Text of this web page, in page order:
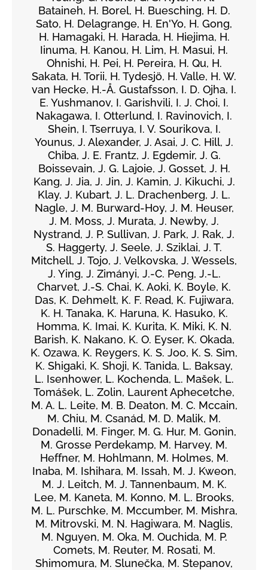
Bataineh, H. Borel, H. Buesching, H. D.
Sato, H. Delagrange, H. En'Yo, H. Gong,
H. Hamagaki, H. Harada, H. Hiejima, H.
Iinuma, H. Kanou, H. Lim, H. Masui, H.
Ohnishi, H. Pei, H. Pereira, H. Qu, H.
Sakata, H. Torii, H. Tydesjö, H. Valle, H. W.
van Hecke, H.-Å. Gustafsson, I. D. Ojha, I.
E. Yushmanov, I. Garishvili, I. J. Choi, I.
Nakagawa, I. Otterlund, I. Ravinovich, I.
Shein, I. Tserruya, I. V. Sourikova, I.
Younus, J. Alexander, J. Asai, J. C. Hill, J.
Chiba, J. E. Frantz, J. Egdemir, J. G.
Boissevain, J. G. Lajoie, J. Gosset, J. H.
Kang, J. Jia, J. Jin, J. Kamin, J. Kikuchi, J.
Klay, J. Kubart, J. L. Drachenberg, J. L.
Nagle, J. M. Burward-Hoy, J. M. Heuser,
J. M. Moss, J. Murata, J. Newby, J.
Nystrand, J. P. Sullivan, J. Park, J. Rak, J.
S. Haggerty, J. Seele, J. Sziklai, J. T.
Mitchell, J. Tojo, J. Velkovska, J. Wessels,
J. Ying, J. Zimányi, J.-C. Peng, J.-L.
Charvet, J.-S. Chai, K. Aoki, K. Boyle, K.
Das, K. Dehmelt, K. F. Read, K. Fujiwara,
K. H. Tanaka, K. Haruna, K. Hasuko, K.
Homma, K. Imai, K. Kurita, K. Miki, K. N.
Barish, K. Nakano, K. O. Eyser, K. Okada,
K. Ozawa, K. Reygers, K. S. Joo, K. S. Sim,
K. Shigaki, K. Shoji, K. Tanida, L. Baksay,
L. Isenhower, L. Kochenda, L. Mašek, L.
Tomášek, L. Zolin, Laurent Aphecetche,
M. A. L. Leite, M. B. Deaton, M. C. Mccain,
M. Chiu, M. Csanád, M. D. Malik, M.
Donadelli, M. Finger, M. G. Hur, M. Gonin,
M. Grosse Perdekamp, M. Harvey, M.
Heffner, M. Hohlmann, M. Holmes, M.
Inaba, M. Ishihara, M. Issah, M. J. Kweon,
M. J. Leitch, M. J. Tannenbaum, M. K.
Lee, M. Kaneta, M. Konno, M. L. Brooks,
M. L. Purschke, M. Mccumber, M. Mishra,
M. Mitrovski, M. N. Hagiwara, M. Naglis,
M. Nguyen, M. Oka, M. Ouchida, M. P.
Comets, M. Reuter, M. Rosati, M.
Shimomura, M. Slunečka, M. Stepanov,